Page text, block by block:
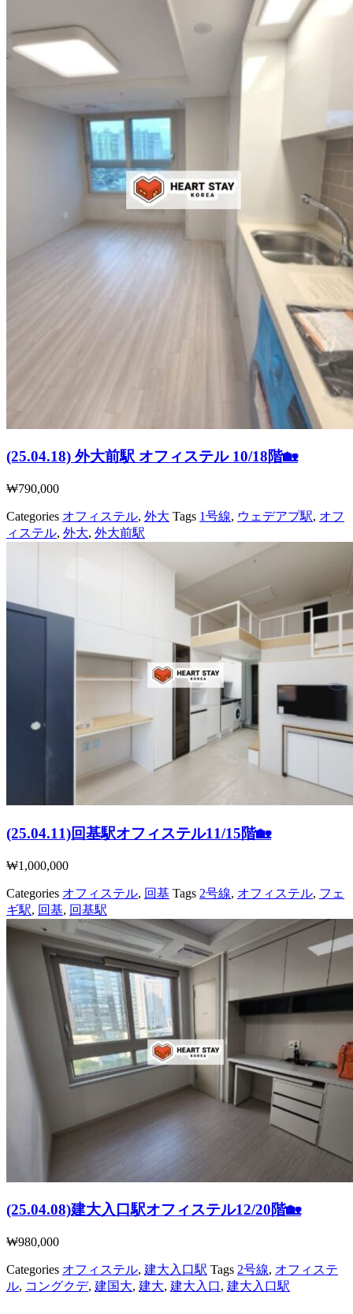
(25.04.18) 外大前駅 オフィステル 10/18階🏡
₩790,000
Categories オフィステル, 外大 Tags 1号線, ウェデアプ駅, オフ
ィステル, 外大, 外大前駅
(25.04.11)回基駅オフィステル11/15階🏡
₩1,000,000
Categories オフィステル, 回基 Tags 2号線, オフィステル, フェ
ギ駅, 回基, 回基駅
(25.04.08)建大入口駅オフィステル12/20階🏡
₩980,000
Categories オフィステル, 建大入口駅 Tags 2号線, オフィステ
ル, コングクデ, 建国大, 建大, 建大入口, 建大入口駅